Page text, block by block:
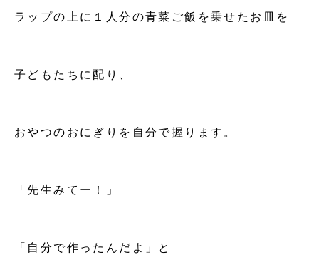
ラップの上に１人分の青菜ご飯を乗せたお皿を
子どもたちに配り、
おやつのおにぎりを自分で握ります。
「先生みてー！」
「自分で作ったんだよ」と